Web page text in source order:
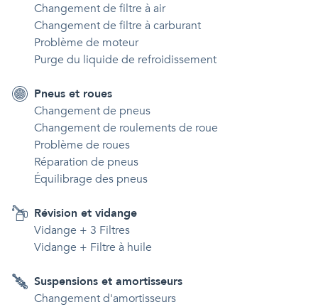
Changement de filtre à air
Changement de filtre à carburant
Problème de moteur
Purge du liquide de refroidissement
Pneus et roues
Changement de pneus
Changement de roulements de roue
Problème de roues
Réparation de pneus
Équilibrage des pneus
Révision et vidange
Vidange + 3 Filtres
Vidange + Filtre à huile
Suspensions et amortisseurs
Changement d'amortisseurs